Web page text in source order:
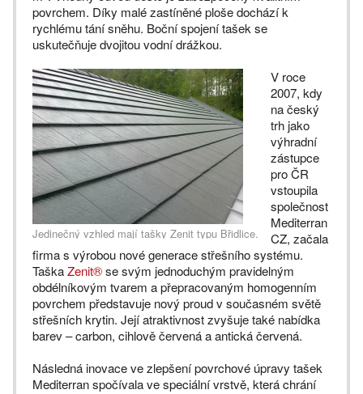
povrchem. Díky malé zastíněné ploše dochází k
rychlému tání sněhu. Boční spojení tašek se
uskutečňuje dvojitou vodní drážkou.
Jedinečný vzhled mají tašky Zenit typu Břidlice.
V roce
2007, kdy
na český
trh jako
výhradní
zástupce
pro ČR
vstoupila
společnost
Mediterran
CZ, začala
firma s výrobou nové generace střešního systému.
TaškaZenit®se svým jednoduchým pravidelným
obdélníkovým tvarem a přepracovaným homogenním
povrchem představuje nový proud v současném světě
střešních krytin. Její atraktivnost zvyšuje také nabídka
barev – carbon, cihlově červená a antická červená.
Následná inovace ve zlepšení povrchové úpravy tašek
Mediterran spočívala ve speciální vrstvě, která chrání